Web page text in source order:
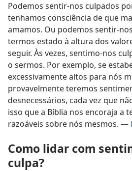
Podemos sentir-nos culpados
tenhamos consciência de que
amamos. Ou podemos sentir-
termos estado à altura dos
seguir. Às vezes, sentimo-nos
o sermos. Por exemplo, se
excessivamente altos para nós
provavelmente teremos
desnecessários, cada vez que
isso que a Bíblia nos encoraja a
razoáveis sobre nós mesmos. —
Como lidar com
culpa?